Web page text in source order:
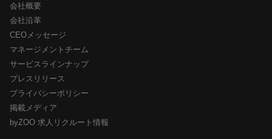
会社概要
会社沿革
CEOメッセージ
マネージメントチーム
サービスラインナップ
プレスリリース
プライバシーポリシー
掲載メディア
byZOO 求人リクルート情報